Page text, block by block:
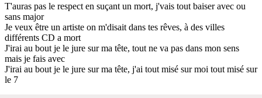
T'auras pas le respect en suçant un mort, j'vais tout baiser avec ou
sans major
Je veux être un artiste on m'disait dans tes rêves, à des villes
différents CD a mort
J'irai au bout je le jure sur ma tête, tout ne va pas dans mon sens
mais je fais avec
J'irai au bout je le jure sur ma tête, j'ai tout misé sur moi tout misé sur
le 7